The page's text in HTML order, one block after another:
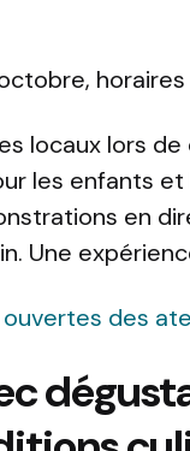
octobre,
locaux lors
les enfants
en
Une
des